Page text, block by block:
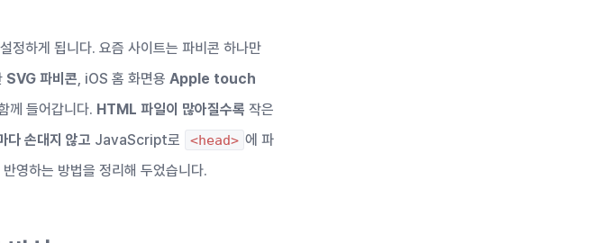
정하게 됩니다. 요즘 사이트는 파비콘 하나만
SVG 파비콘, iOS 홈 화면용 Apple touch
께 들어갑니다. HTML 파일이 많아질수록 작은
다 손대지 않고 JavaScript로 <head> 에 파
영하는 방법을 정리해 두었습니다.